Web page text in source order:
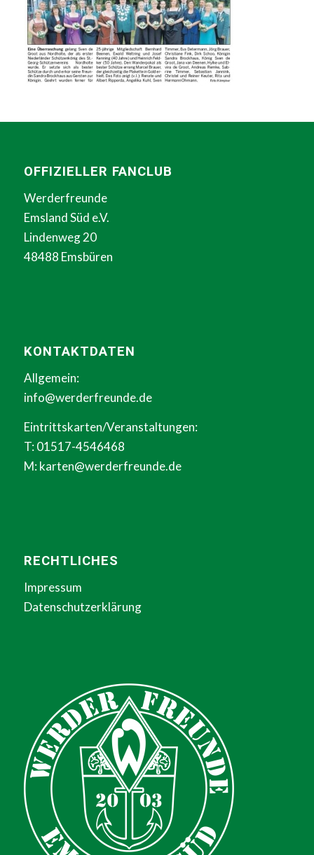
OFFIZIELLER FANCLUB
Werderfreunde
Emsland Süd e.V.
Lindenweg 20
48488 Emsbüren
KONTAKTDATEN
Allgemein:
info@werderfreunde.de
Eintrittskarten/Veranstaltungen:
T: 01517-4546468
M:karten@werderfreunde.de
RECHTLICHES
Impressum
Datenschutzerklärung